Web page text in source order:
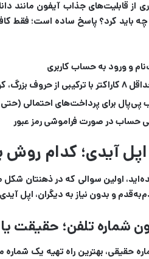
باید کرد؟ پاسخ ساده است؛ فقط
و ورود به حساب کاربری
و نمادها
پی‌پال برای پرداخت‌های احتمالی (حتی
حساب در صورت فراموشی رمز عبور
آیدی؛ کدام روش
اولین سوالی که در
و بدون نیاز به دیگران، اپل
شماره تلفن؛ حقیقت
حقیقی، بهترین راه تهیه یک شماره